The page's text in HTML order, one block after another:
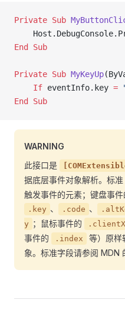
Private Sub
End Sub
Private Sub MyKeyUp
    If
eventInfo.key =
End Sub
WARNING
此接口是
据底层事件对象解析。标
触发事件的元素；键盘事件
.key 、 .code 、
y ；鼠标事件的 .clientX
事件的
.index
等）原
象。标准字段请参阅 MDN